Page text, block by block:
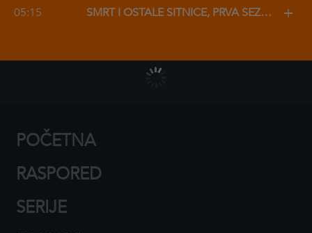
05:15 SMRT I OSTALE SITNICE, PRVA SEZONA +
POČETNA
RASPORED
SERIJE